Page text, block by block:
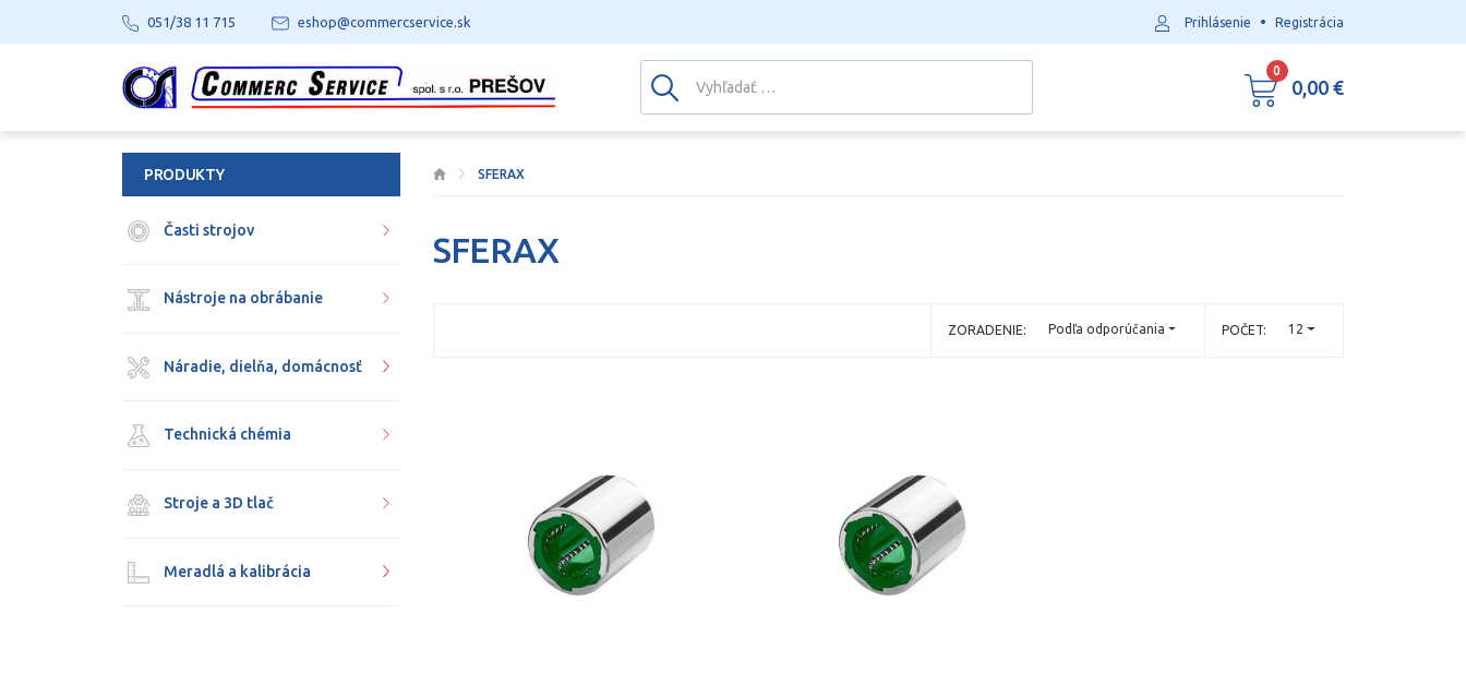
SFERAX
SFERAX
POČET: 12
ZORADENIE: Podľa odporúčania
PRODUKTY
Časti strojov
Nástroje na obrábanie
Náradie, dielňa, domácnosť
Technická chémia
Stroje a 3D tlač
Meradlá a kalibrácia
051/38 11 715 eshop@commercservice.sk Prihlásenie • Registrácia
0
0,00 €